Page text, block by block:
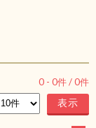
0 - 0件 /0件